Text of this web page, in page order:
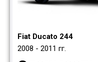
Fiat Ducato 244
2008 - 2011 гг.